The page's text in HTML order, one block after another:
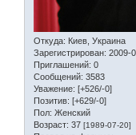
Откуда: Киев, Украина
Зарегистрирован: 2009-
Приглашений: 0
Сообщений: 3583
Уважение: [+526/-0]
Позитив: [+629/-0]
Пол: Женский
Возраст: 37 [1989-07-20]